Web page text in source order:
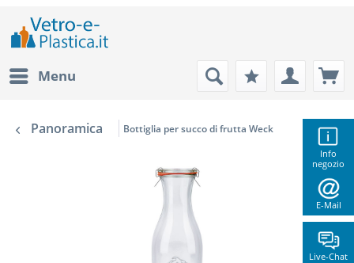
Info
negozio
E-Mail
Live-Chat
Menu
Panoramica Bottiglia per succo di frutta Weck